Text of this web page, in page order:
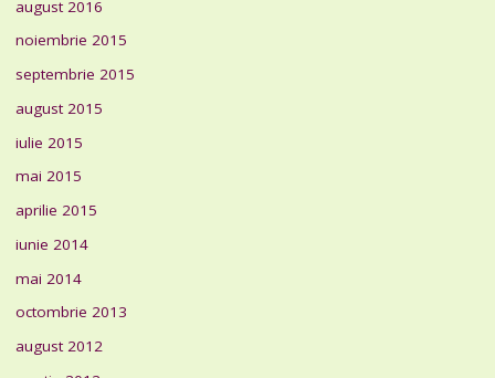
august 2016
noiembrie 2015
septembrie 2015
august 2015
iulie 2015
mai 2015
aprilie 2015
iunie 2014
mai 2014
octombrie 2013
august 2012